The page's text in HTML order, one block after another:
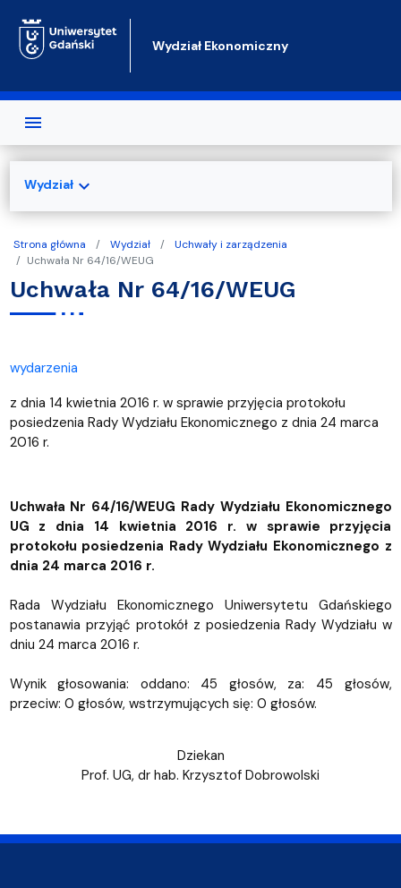
Wydział Ekonomiczny
Strona główna Wydział
Uchwały i zarządzenia
Uchwała Nr 64/16/WEUG
Uchwała Nr 64/16/WEUG
wydarzenia
z dnia 14 kwietnia 2016 r. w sprawie przyjęcia protokołu
posiedzenia Rady Wydziału Ekonomicznego z dnia 24 marca
2016 r.
Uchwała Nr 64/16/WEUG Rady Wydziału Ekonomicznego
UG z dnia 14 kwietnia 2016 r. w sprawie przyjęcia
protokołu posiedzenia Rady Wydziału Ekonomicznego z
dnia 24 marca 2016 r.
Rada Wydziału Ekonomicznego Uniwersytetu Gdańskiego
postanawia przyjąć protokół z posiedzenia Rady Wydziału w
dniu 24 marca 2016 r.
Wynik głosowania: oddano: 45 głosów, za: 45 głosów,
przeciw: 0 głosów, wstrzymujących się: 0 głosów.
Dziekan
Prof. UG, dr hab. Krzysztof Dobrowolski
Wydziałexpand_more